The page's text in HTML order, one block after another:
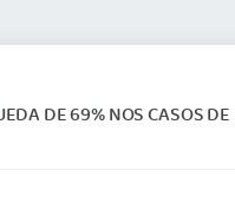
DE 69% NOS CASOS